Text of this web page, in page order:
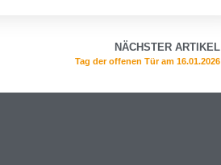
NÄCHSTER ARTIKEL
Tag der offenen Tür am 16.01.2026